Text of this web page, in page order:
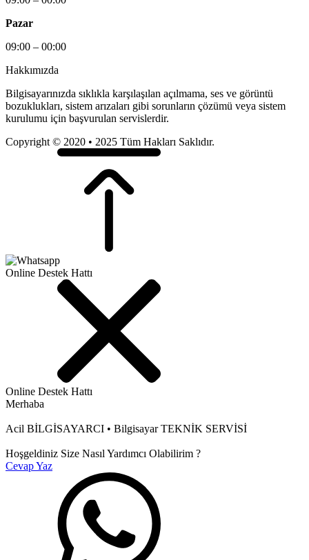
Pazar
09:00 – 00:00
Hakkımızda
Bilgisayarınızda sıklıkla karşılaşılan açılmama, ses ve görüntü
bozuklukları, sistem arızaları gibi sorunların çözümü veya sistem
kurulumu için başvurulan servislerdir.
Copyright © 2020 • 2025 Tüm Hakları Saklıdır.
Online Destek Hattı
Online Destek Hattı
Merhaba
Acil BİLGİSAYARCI • Bilgisayar TEKNİK SERVİSİ
Hoşgeldiniz Size Nasıl Yardımcı Olabilirim ?
Cevap Yaz